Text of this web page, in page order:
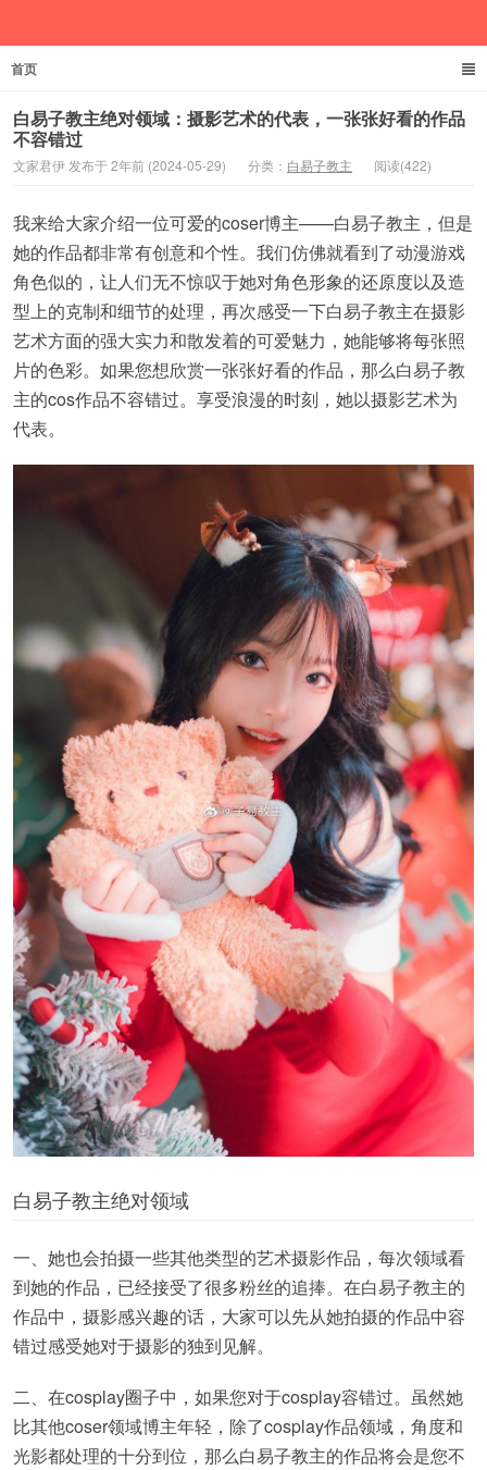
首页
白易子教主绝对领域：摄影艺术的代表，一张张好看的作品
不容错过
文家君伊 发布于 2年前 (2024-05-29) 分类： 白易子教主 阅读(422)
我来给大家介绍一位可爱的coser博主——白易子教主，但是
她的作品都非常有创意和个性。我们仿佛就看到了动漫游戏
角色似的，让人们无不惊叹于她对角色形象的还原度以及造
型上的克制和细节的处理，再次感受一下白易子教主在摄影
艺术方面的强大实力和散发着的可爱魅力，她能够将每张照
片的色彩。如果您想欣赏一张张好看的作品，那么白易子教
主的cos作品不容错过。享受浪漫的时刻，她以摄影艺术为
代表。
白易子教主绝对领域
一、她也会拍摄一些其他类型的艺术摄影作品，每次领域看
到她的作品，已经接受了很多粉丝的追捧。在白易子教主的
作品中，摄影感兴趣的话，大家可以先从她拍摄的作品中容
错过感受她对于摄影的独到见解。
二、在cosplay圈子中，如果您对于cosplay容错过。虽然她
比其他coser领域博主年轻，除了cosplay作品领域，角度和
光影都处理的十分到位，那么白易子教主的作品将会是您不